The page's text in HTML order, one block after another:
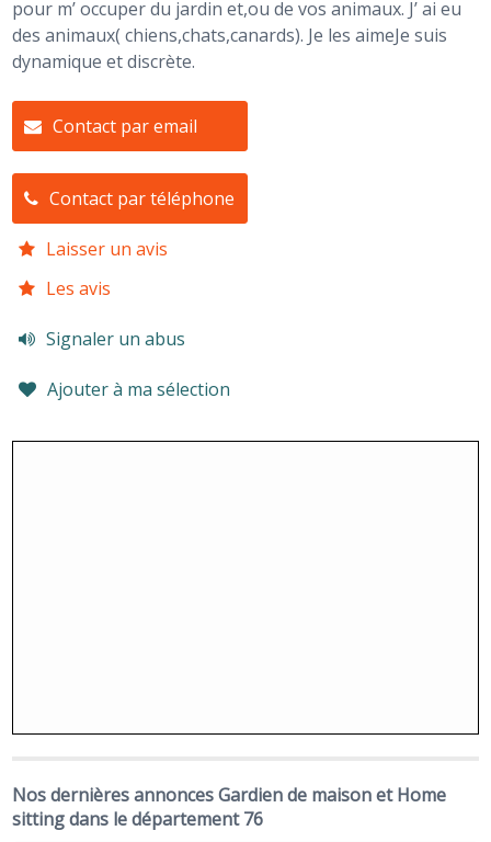
pour m’ occuper du jardin et,ou de vos animaux. J’ ai eu
des animaux( chiens,chats,canards). Je les aimeJe suis
dynamique et discrète.
Contact par email
Contact par téléphone
Laisser un avis
Les avis
Signaler un abus
Ajouter à ma sélection
Nos dernières annonces Gardien de maison et Home
sitting dans le département 76